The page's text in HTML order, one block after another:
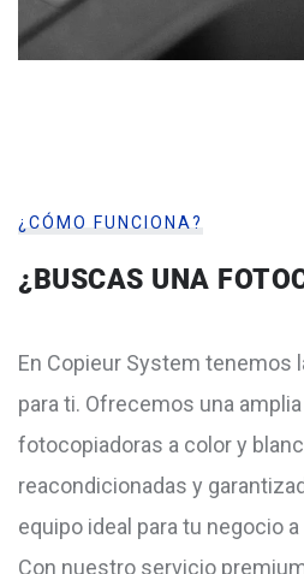
¿CÓMO FUNCIONA?
¿BUSCAS UNA
En Copieur System tenemos
para ti. Ofrecemos una
fotocopiadoras a color y
reacondicionadas y
equipo ideal para tu negocio
Con nuestro servicio